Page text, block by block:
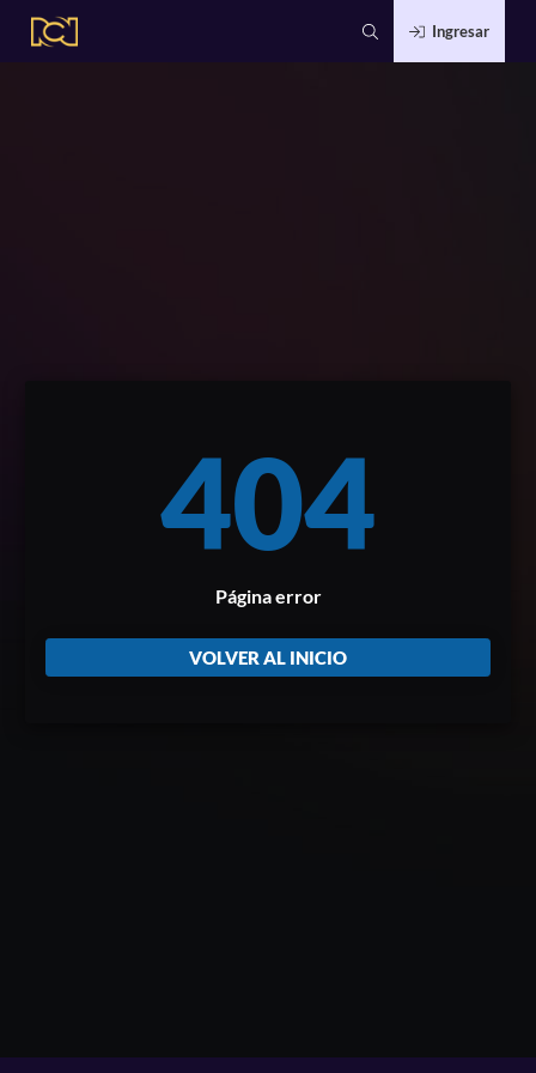
Ingresar
404
Página error
VOLVER AL INICIO